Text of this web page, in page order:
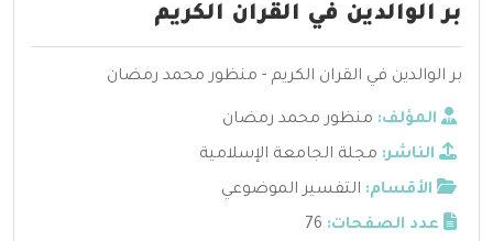
بر الوالدين في القران الكريم
بر الوالدين في القران الكريم - منظور محمد رمضان
المؤلف: منظور محمد رمضان
الناشر: مجلة الجامعة الإسلامية
الأقسام: التفسير الموضوعي
عدد الصفحات: 76